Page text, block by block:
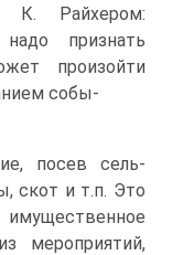
К. Райхером:
признать
произойти
собы-
посев сель-
скот и т.п. Это
мероприятий,